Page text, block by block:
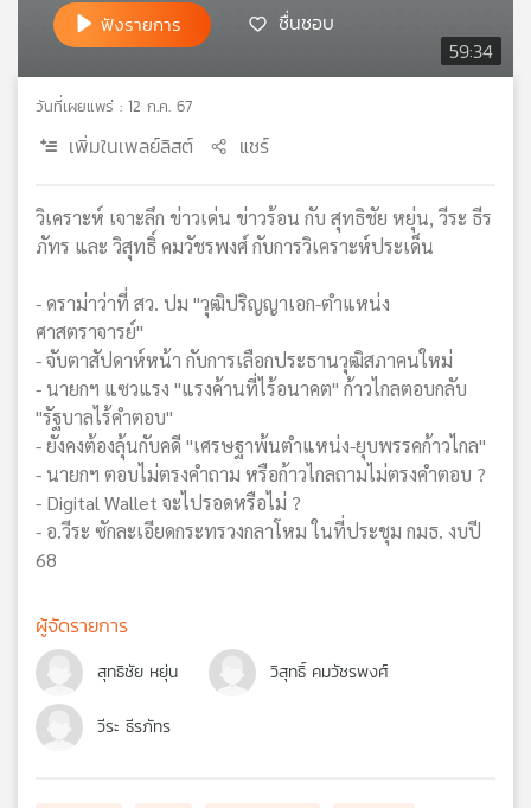
59:34
ฟังรายการ ชื่นชอบ
วันที่เผยแพร่ : 12 ก.ค. 67
เพิ่มในเพลย์ลิสต์ แชร์
วิเคราะห์ เจาะลึก ข่าวเด่น ข่าวร้อน กับ สุทธิชัย หยุ่น, วีระ ธีร
ภัทร และ วิสุทธิ์ คมวัชรพงศ์ กับการวิเคราะห์ประเด็น
- ดราม่าว่าที่ สว. ปม "วุฒิปริญญาเอก-ตำแหน่ง
ศาสตราจารย์"
- จับตาสัปดาห์หน้า กับการเลือกประธานวุฒิสภาคนใหม่
- นายกฯ แซวแรง "แรงค้านที่ไร้อนาคต" ก้าวไกลตอบกลับ
"รัฐบาลไร้คำตอบ"
- ยังคงต้องลุ้นกับคดี "เศรษฐาพ้นตำแหน่ง-ยุบพรรคก้าวไกล"
- นายกฯ ตอบไม่ตรงคำถาม หรือก้าวไกลถามไม่ตรงคำตอบ ?
- Digital Wallet จะไปรอดหรือไม่ ?
- อ.วีระ ซักละเอียดกระทรวงกลาโหม ในที่ประชุม กมธ. งบปี
68
ผู้จัดรายการ
สุทธิชัย หยุ่น วิสุทธิ์ คมวัชรพงศ์
วีระ ธีรภัทร